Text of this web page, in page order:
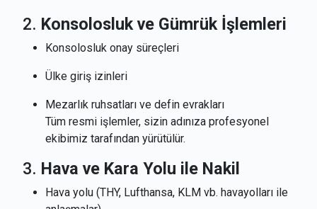
2. Konsolosluk ve Gümrük İşlemleri
Konsolosluk onay süreçleri
Ülke giriş izinleri
Mezarlık ruhsatları ve defin evrakları
Tüm resmi işlemler, sizin adınıza profesyonel
ekibimiz tarafından yürütülür.
3. Hava ve Kara Yolu ile Nakil
Hava yolu (THY, Lufthansa, KLM vb. havayolları ile